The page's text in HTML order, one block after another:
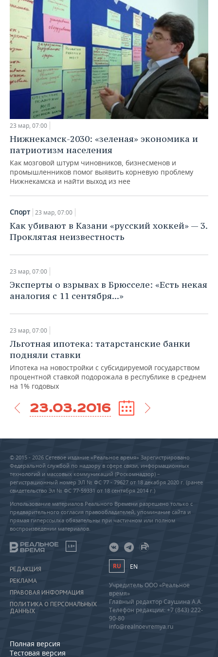
23 мар, 07:00
Нижнекамск-2030: «зеленая» экономика и
патриотизм населения
Как мозговой штурм чиновников, бизнесменов и
промышленников помог выявить корневую проблему
Нижнекамска и найти выход из нее
Спорт 23 мар, 07:00
Как убивают в Казани «русский хоккей» — 3.
Проклятая неизвестность
23 мар, 07:00
Эксперты о взрывах в Брюсселе: «Есть некая
аналогия с 11 сентября...»
23 мар, 07:00
Льготная ипотека: татарстанские банки
подняли ставки
Ипотека на новостройки с субсидируемой государством
процентной ставкой подорожала в республике в среднем
на 1% годовых
23.03.2016
© 2015 - 2026 Сетевое издание «Реальное время» Зарегистрировано
Федеральной службой по надзору в сфере связи, информационных
технологий и массовых коммуникаций (Роскомнадзор) –
регистрационный номер ЭЛ № ФС 77 - 79627 от 18 декабря 2020 г. (ранее
свидетельство Эл № ФС 77-59331 от 18 сентября 2014 г.)
Использование материалов Реального Времени разрешено только с
предварительного согласия правообладателей, упоминание сайта и
прямая гиперссылка обязательны при частичном или полном
воспроизведении материалов.
18+
РЕДАКЦИЯ
РЕКЛАМА
ПРАВОВАЯ ИНФОРМАЦИЯ
ПОЛИТИКА О ПЕРСОНАЛЬНЫХ
ДАННЫХ
Полная версия
Тестовая версия
RU EN
Учредитель ООО «Реальное
время»
Главный редактор Саушина А.А.
Телефон редакции: +7 (843) 222-
90-80
info@realnoevremya.ru